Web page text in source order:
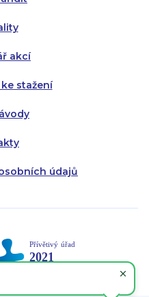
akcí
stažení
údajů